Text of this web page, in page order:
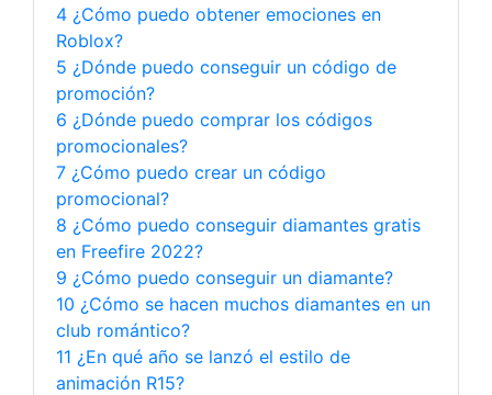
4 ¿Cómo puedo obtener emociones en
Roblox?
5 ¿Dónde puedo conseguir un código de
promoción?
6 ¿Dónde puedo comprar los códigos
promocionales?
7 ¿Cómo puedo crear un código
promocional?
8 ¿Cómo puedo conseguir diamantes gratis
en Freefire 2022?
9 ¿Cómo puedo conseguir un diamante?
10 ¿Cómo se hacen muchos diamantes en un
club romántico?
11 ¿En qué año se lanzó el estilo de
animación R15?